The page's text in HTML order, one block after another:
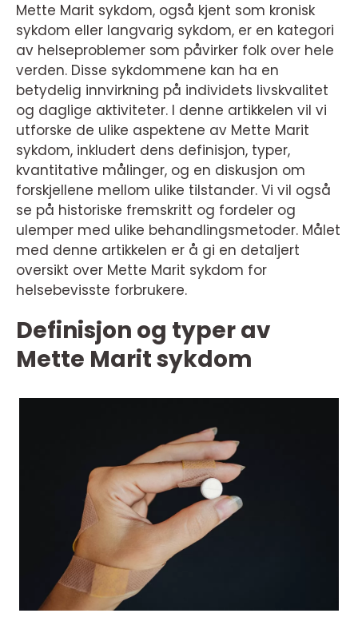
Mette Marit sykdom, også kjent som kronisk
sykdom eller langvarig sykdom, er en kategori
av helseproblemer som påvirker folk over hele
verden. Disse sykdommene kan ha en
betydelig innvirkning på individets livskvalitet
og daglige aktiviteter. I denne artikkelen vil vi
utforske de ulike aspektene av Mette Marit
sykdom, inkludert dens definisjon, typer,
kvantitative målinger, og en diskusjon om
forskjellene mellom ulike tilstander. Vi vil også
se på historiske fremskritt og fordeler og
ulemper med ulike behandlingsmetoder. Målet
med denne artikkelen er å gi en detaljert
oversikt over Mette Marit sykdom for
helsebevisste forbrukere.
Definisjon og typer av
Mette Marit sykdom